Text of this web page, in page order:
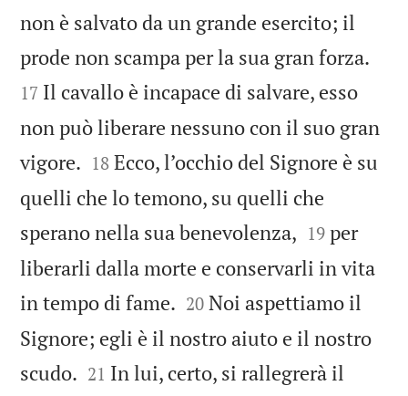
non è salvato da un grande esercito; il
prode non scampa per la sua gran forza.
17 Il cavallo è incapace di salvare, esso
non può liberare nessuno con il suo gran
vigore. 

18 Ecco, l’occhio del Signore è su
quelli che lo temono, su quelli che
sperano nella sua benevolenza, 

19 per
liberarli dalla morte e conservarli in vita
in tempo di fame. 

20 Noi aspettiamo il
Signore; egli è il nostro aiuto e il nostro
scudo. 

21 In lui, certo, si rallegrerà il